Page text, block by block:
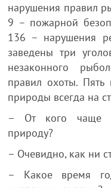
нарушения правил
9 – пожарной
136 – нарушения
заведены три
незаконного
правил охоты. Пять
природы всегда на
– От кого чаще
природу?
– Очевидно, как ни
– Какое время